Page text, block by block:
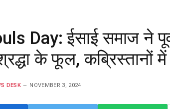
Day: ईसाई समाज ने
के फूल, कब्रिस्तानों
DESK NOVEMBER 3, 2024